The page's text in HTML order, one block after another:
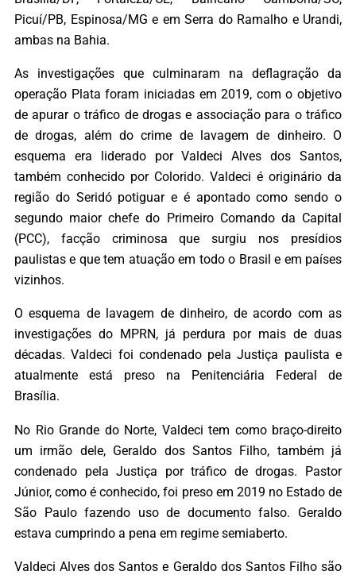
Picuí/PB, Espinosa/MG e em Serra do Ramalho e Urandi,
ambas na Bahia.
As investigações que culminaram na deflagração da
operação Plata foram iniciadas em 2019, com o objetivo
de apurar o tráfico de drogas e associação para o tráfico
de drogas, além do crime de lavagem de dinheiro. O
esquema era liderado por Valdeci Alves dos Santos,
também conhecido por Colorido. Valdeci é originário da
região do Seridó potiguar e é apontado como sendo o
segundo maior chefe do Primeiro Comando da Capital
(PCC), facção criminosa que surgiu nos presídios
paulistas e que tem atuação em todo o Brasil e em países
vizinhos.
O esquema de lavagem de dinheiro, de acordo com as
investigações do MPRN, já perdura por mais de duas
décadas. Valdeci foi condenado pela Justiça paulista e
atualmente está preso na Penitenciária Federal de
Brasília.
No Rio Grande do Norte, Valdeci tem como braço-direito
um irmão dele, Geraldo dos Santos Filho, também já
condenado pela Justiça por tráfico de drogas. Pastor
Júnior, como é conhecido, foi preso em 2019 no Estado de
São Paulo fazendo uso de documento falso. Geraldo
estava cumprindo a pena em regime semiaberto.
Valdeci Alves dos Santos e Geraldo dos Santos Filho são